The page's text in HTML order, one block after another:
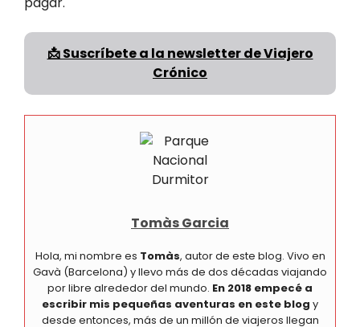
📩 Suscríbete a la newsletter de Viajero
Crónico
Tomàs Garcia
Hola, mi nombre es Tomàs, autor de este blog. Vivo en
Gavà (Barcelona) y llevo más de dos décadas viajando
por libre alrededor del mundo. En 2018 empecé a
escribir mis pequeñas aventuras en este blog y
desde entonces, más de un millón de viajeros llegan